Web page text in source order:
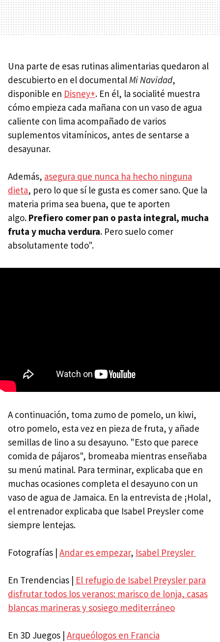
Una parte de esas rutinas alimentarias quedaron al
descubierto en el documentalMi Navidad,
disponible en Disney+. En él, la socialité muestra
cómo empieza cada mañana con un vaso de agua
caliente con lima acompañado de varios
suplementos vitamínicos, antes de sentarse a
desayunar.
Además, asegura que nunca ha hecho ninguna
dieta, pero lo que sí le gusta es comer sano. Que la
materia prima sea buena, que te aporten
algo. Prefiero comer pan o pasta integral, mucha
fruta y mucha verdura. Pero suelo comer
absolutamente todo".
A continuación, toma zumo de pomelo, un kiwi,
otro pomelo, esta vez en pieza de fruta, y añade
semillas de lino a su desayuno. "Esto que parece
comida de pájaros", bromeaba mientras enseñaba
su menú matinal. Para terminar, explicaba que en
muchas ocasiones completa el desayuno con un
vaso de agua de Jamaica. En la entrevista de ¡Hola!,
el entrenador explicaba que Isabel Preysler come
siempre lentejas.
Fotografías | Andar es empezar, Isabel Preysler
En Trendencias | El refugio de Isabel Preysler para
disfrutar todos los veranos: marisco de lonja, casas
blancas marineras y sosiego mediterráneo
En 3D Juegos | Arqueólogos en Francia